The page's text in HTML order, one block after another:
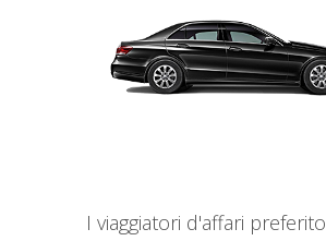
I viaggiatori d'affari preferito